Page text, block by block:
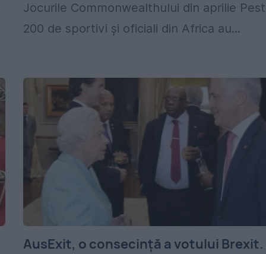
Jocurile Commonwealthului din aprilie
200 de sportivi şi oficiali din Africa au...
AusExit, o consecinţă a votului Brexit.